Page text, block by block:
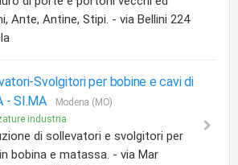
Ante, Antine, Stipi. - via Bellini 224
Svolgitori per bobine e cavi di
-SI.MA
Modena (MO)
industria
di sollevatori e svolgitori per
bobina e matassa. - via Mar